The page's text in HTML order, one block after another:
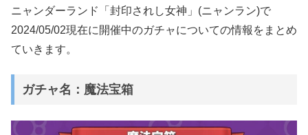
ニャンダーランド「封印されし女神」(ニャンラン)で
2024/05/02現在に開催中のガチャについての情報をまとめ
ていきます。
ガチャ名：魔法宝箱